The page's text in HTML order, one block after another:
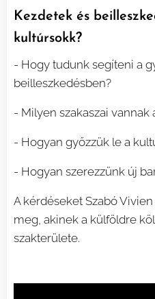
Kezdetek és
kultúrsokk?
- Hogy tudunk segíteni a
beilleszkedésben?
- Milyen szakaszai vannak
- Hogyan győzzük le a
- Hogyan szerezzünk új
A kérdéseket Szabó
meg, akinek a külföldre
szakterülete.